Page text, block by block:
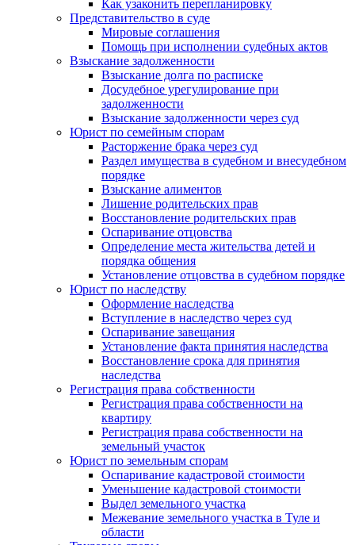
Как узаконить перепланировку
Представительство в суде
Мировые соглашения
Помощь при исполнении судебных актов
Взыскание задолженности
Взыскание долга по расписке
Досудебное урегулирование при
задолженности
Взыскание задолженности через суд
Юрист по семейным спорам
Расторжение брака через суд
Раздел имущества в судебном и внесудебном
порядке
Взыскание алиментов
Лишение родительских прав
Восстановление родительских прав
Оспаривание отцовства
Определение места жительства детей и
порядка общения
Установление отцовства в судебном порядке
Юрист по наследству
Оформление наследства
Вступление в наследство через суд
Оспаривание завещания
Установление факта принятия наследства
Восстановление срока для принятия
наследства
Регистрация права собственности
Регистрация права собственности на
квартиру
Регистрация права собственности на
земельный участок
Юрист по земельным спорам
Оспаривание кадастровой стоимости
Уменьшение кадастровой стоимости
Выдел земельного участка
Межевание земельного участка в Туле и
области